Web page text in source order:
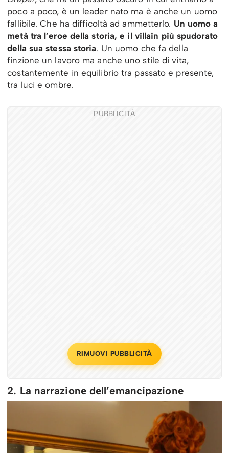
poco a poco, è un leader nato ma è anche un uomo
fallibile. Che ha difficoltà ad ammetterlo. Un uomo a
metà tra l’eroe della storia, e il villain più spudorato
della sua stessa storia. Un uomo che fa della
finzione un lavoro ma anche uno stile di vita,
costantemente in equilibrio tra passato e presente,
tra luci e ombre.
PUBBLICITÀ
RIMUOVI PUBBLICITÀ
2. La narrazione dell’emancipazione